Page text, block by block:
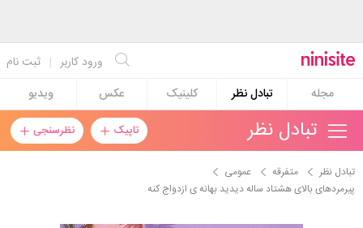
ثبت نام | ورود کاربر
مجله
تبادل نظر کلینیک عکس ویدیو
تاپیک نظرسنجی تبادل نظر
تبادل نظر متفرقه
عمومی
پیرمردهای بالای هشتاد ساله دیدید بهانه ی ازدواج کنه